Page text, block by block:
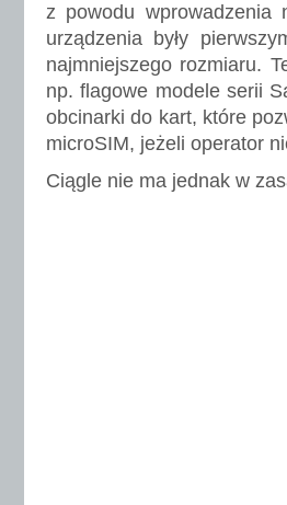
z powodu wprowadzenia
urządzenia były
najmniejszego rozmiaru.
np. flagowe modele serii
obcinarki do kart, które
microSIM, jeżeli operator
Ciągle nie ma jednak w